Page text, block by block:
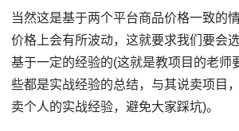
当然这是基于两个平台商品价格一致的
价格上会有所波动，这就要求我们要会
基于一定的经验的(这就是教项目的老师
些都是实战经验的总结，与其说卖项目
卖个人的实战经验，避免大家踩坑)。